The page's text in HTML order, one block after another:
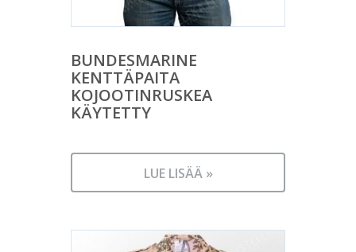
BUNDESMARINE
KENTTÄPAITA
KOJOOTINRUSKEA
KÄYTETTY
LUE LISÄÄ »